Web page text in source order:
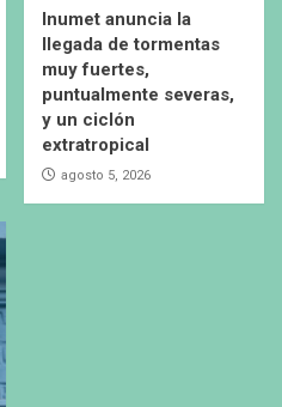
Inumet anuncia la
llegada de tormentas
muy fuertes,
puntualmente severas,
y un ciclón
extratropical
agosto 5, 2026